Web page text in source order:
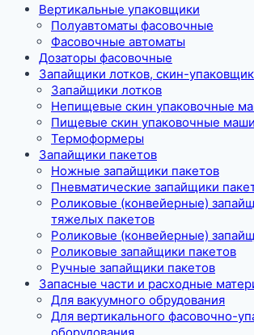
Вертикальные упаковщики
Полуавтоматы фасовочные
Фасовочные автоматы
Дозаторы фасовочные
Запайщики лотков, скин-
Запайщики лотков
Непищевые скин упаковочные
Пищевые скин упаковочные
Термоформеры
Запайщики пакетов
Ножные запайщики пакетов
Пневматические запайщики
Роликовые (конвейерные)
тяжелых пакетов
Роликовые (конвейерные)
Роликовые запайщики пакетов
Ручные запайщики пакетов
Запасные части и расходные
Для вакуумного обрудования
Для вертикального фасовочно-
оборудования